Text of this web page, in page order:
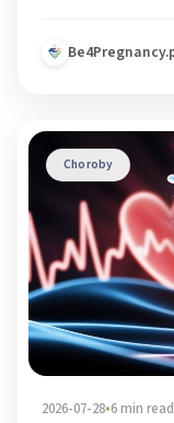
Choroby
2026-07-28•6 min read